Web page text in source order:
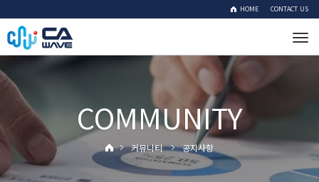
HOME CONTACT US
COMMUNITY
커뮤니티 공지사항